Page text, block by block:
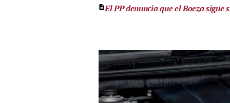
El PP denuncia que el Boeza